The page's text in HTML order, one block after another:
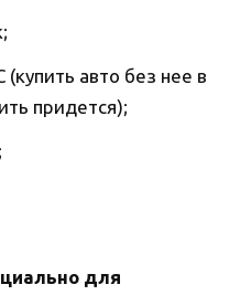
авто без нее в
придется);
для